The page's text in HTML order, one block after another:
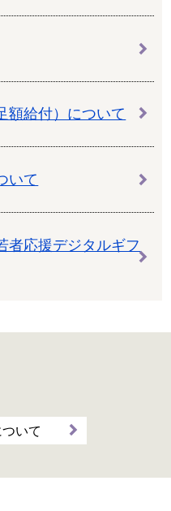
額給付）について
いて
者応援デジタルギフ
いて